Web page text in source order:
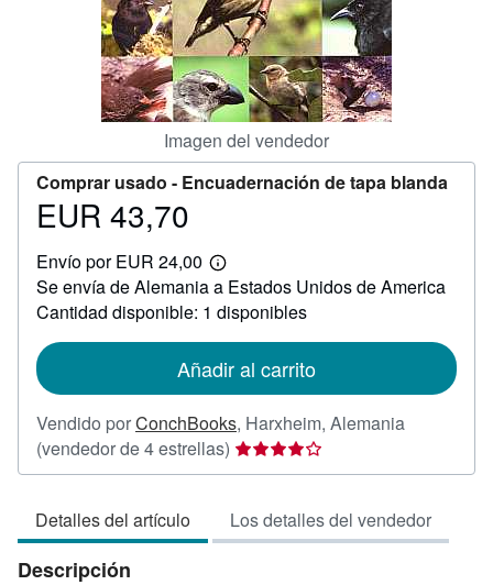
Imagen del vendedor
Comprar usado - Encuadernación de tapa blanda
Precio
43,70
EUR 43,70
Envío por EUR 24,00
Más
información
sobre
las
envío
Se envía de Alemania a Estados Unidos de America
Cantidad disponible: 1 disponibles
Añadir al carrito
Vendido porConchBooks, Harxheim, Alemania
(vendedor de 4 estrellas) Calificación
del
4
de
Detalles del artículo Los detalles del vendedor
Descripción